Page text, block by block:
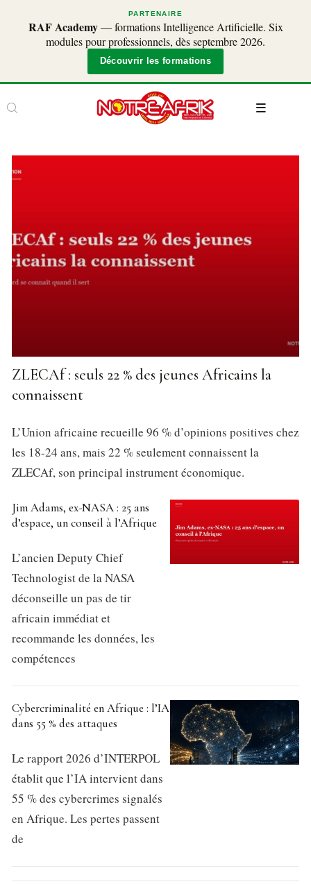
PARTENAIRE
RAF Academy— formations Intelligence Artificielle. Six
modules pour professionnels, dès septembre 2026.
Découvrir les formations
ZLECAf : seuls 22 % des jeunes Africains la
connaissent
L’Union africaine recueille 96 % d’opinions positives chez
les 18-24 ans, mais 22 % seulement connaissent la
ZLECAf, son principal instrument économique.
Jim Adams, ex-NASA : 25 ans
d’espace, un conseil à l’Afrique
L’ancien Deputy Chief
Technologist de la NASA
déconseille un pas de tir
africain immédiat et
recommande les données, les
compétences
Cybercriminalité en Afrique : l’IA
dans 55 % des attaques
Le rapport 2026 d’INTERPOL
établit que l’IA intervient dans
55 % des cybercrimes signalés
en Afrique. Les pertes passent
de